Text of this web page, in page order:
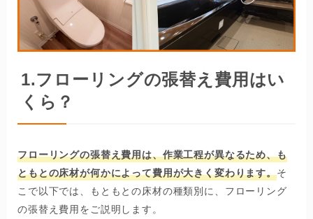
1.フローリングの張替え費用はい
くら？
フローリングの張替え費用は、作業工程が異なるため、も
ともとの床材が何かによって費用が大きく変わります。そ
こで以下では、もともとの床材の種類別に、フローリング
の張替え費用をご説明します。